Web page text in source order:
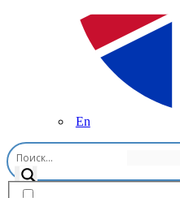
En
Главная